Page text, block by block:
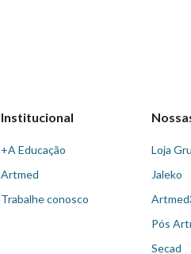
Institucional
+A Educação
Artmed
Trabalhe conosco
Loja
Jaleko
Pós
Secad